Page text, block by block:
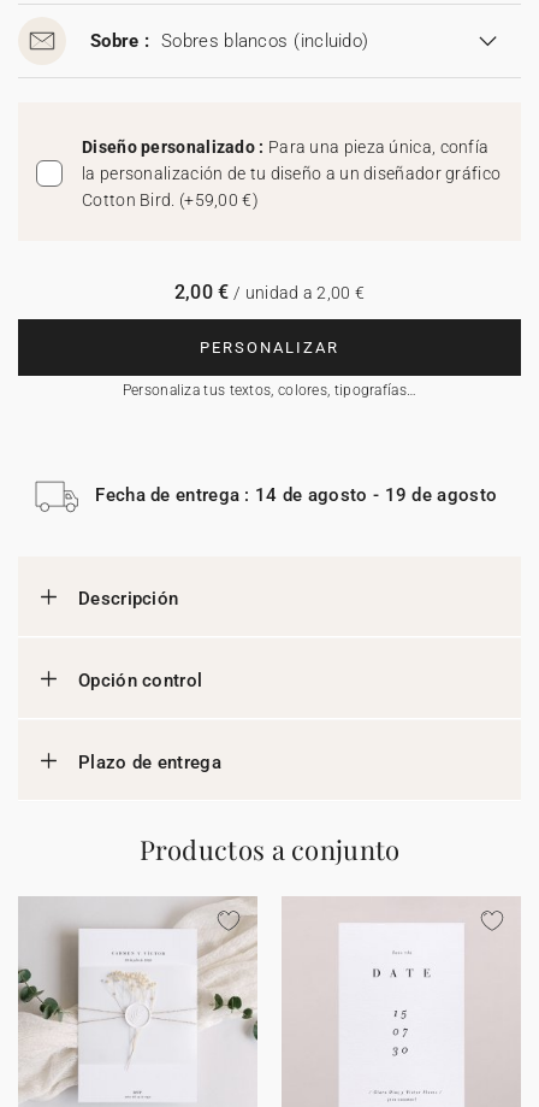
Sobre : Sobres blancos (incluido)
Diseño personalizado : Para una pieza única, confía
la personalización de tu diseño a un diseñador gráfico
Cotton Bird. (+59,00 €)
PERSONALIZAR
Personaliza tus textos, colores, tipografías…
2,00 € / unidad a 2,00 €
Fecha de entrega : 14 de agosto - 19 de agosto
Descripción
Opción control
Plazo de entrega
Productos a conjunto